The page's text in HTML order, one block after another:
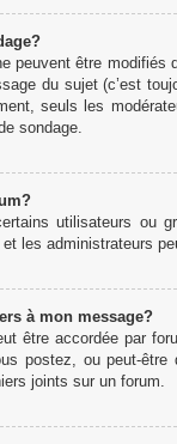
peuvent être modifiés
du sujet (c’est
seuls les
sondage.
utilisateurs ou
les administrateurs
à mon message?
être accordée par
postez, ou peut-
joints sur un forum.